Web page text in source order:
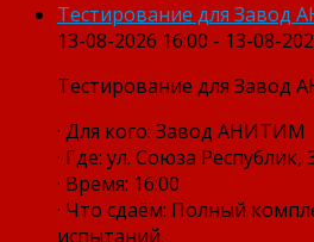
Тестирование для Завод
13-08-2026 16:00 - 13-08-
Тестирование для Завод
· Для кого: Завод АНИТИМ
· Где: ул. Союза Республик,
· Время: 16:00
· Что сдаём: Полный
испытаний.